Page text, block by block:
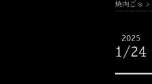
焼肉ごぉ >
2025
1/24